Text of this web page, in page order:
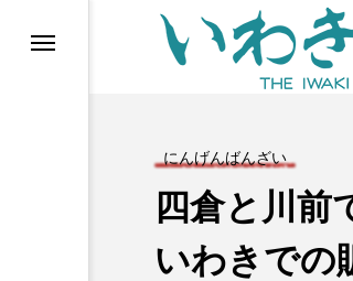
にんげんばんざい
四倉と川前
いわきでの